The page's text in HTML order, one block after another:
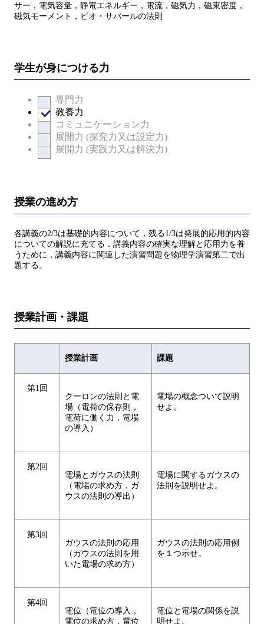
サー，電気容量，静電エネルギー，電流，磁気力，磁束密度，
磁気モーメント，ビオ・サバールの法則
学生が身につける力
専門力
教養力
コミュニケーション力
展開力 (探究力又は設定力)
展開力 (実践力又は解決力)
授業の進め方
各講義の2/3は基礎的内容について，残る1/3は発展的応用的内容
についての解説に充てる．講義内容の確実な理解と応用力を養
うために，講義内容に関連した演習問題を物理学演習第二で出
題する。
授業計画・課題
授業計画 課題
第1回
クーロンの法則と電
場（電荷の保存則，
電荷に働く力，電場
の導入）
電場の概念ついて説明
せよ。
第2回
電場とガウスの法則
（電場の求め方，ガ
ウスの法則の導出）
電場に関するガウスの
法則を説明せよ。
第3回
ガウスの法則の応用
（ガウスの法則を用
いた電場の求め方）
ガウスの法則の応用例
を１つ示せ。
第4回
電位（電位の導入，
電位の求め方，電位
電位と電場の関係を説
明せよ。